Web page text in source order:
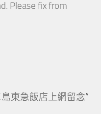
Please fix from
東急飯店上網留念”